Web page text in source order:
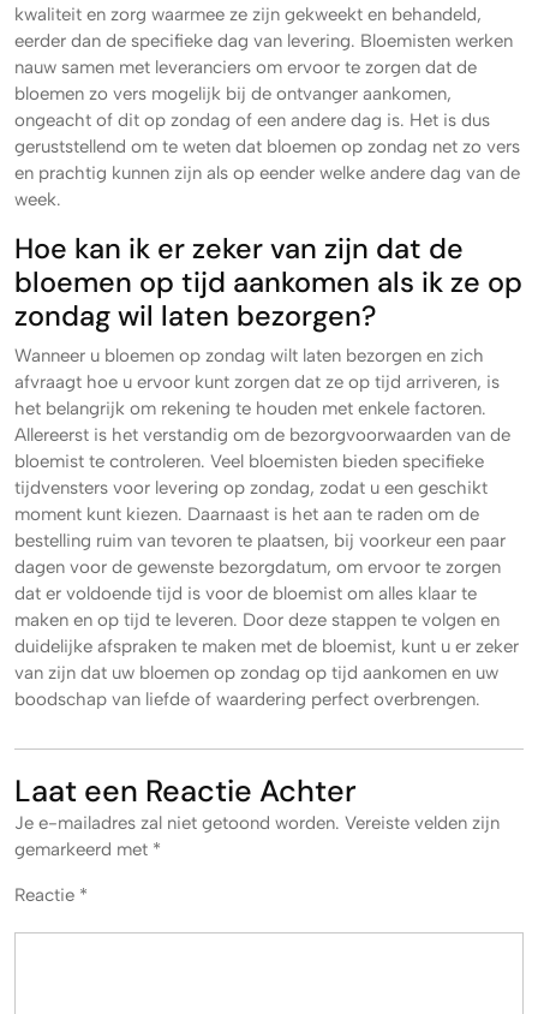
kwaliteit en zorg waarmee ze zijn gekweekt en behandeld,
eerder dan de specifieke dag van levering. Bloemisten werken
nauw samen met leveranciers om ervoor te zorgen dat de
bloemen zo vers mogelijk bij de ontvanger aankomen,
ongeacht of dit op zondag of een andere dag is. Het is dus
geruststellend om te weten dat bloemen op zondag net zo vers
en prachtig kunnen zijn als op eender welke andere dag van de
week.
Hoe kan ik er zeker van zijn dat de
bloemen op tijd aankomen als ik ze op
zondag wil laten bezorgen?
Wanneer u bloemen op zondag wilt laten bezorgen en zich
afvraagt hoe u ervoor kunt zorgen dat ze op tijd arriveren, is
het belangrijk om rekening te houden met enkele factoren.
Allereerst is het verstandig om de bezorgvoorwaarden van de
bloemist te controleren. Veel bloemisten bieden specifieke
tijdvensters voor levering op zondag, zodat u een geschikt
moment kunt kiezen. Daarnaast is het aan te raden om de
bestelling ruim van tevoren te plaatsen, bij voorkeur een paar
dagen voor de gewenste bezorgdatum, om ervoor te zorgen
dat er voldoende tijd is voor de bloemist om alles klaar te
maken en op tijd te leveren. Door deze stappen te volgen en
duidelijke afspraken te maken met de bloemist, kunt u er zeker
van zijn dat uw bloemen op zondag op tijd aankomen en uw
boodschap van liefde of waardering perfect overbrengen.
Laat een Reactie Achter
Je e-mailadres zal niet getoond worden. Vereiste velden zijn
gemarkeerd met *
Reactie *